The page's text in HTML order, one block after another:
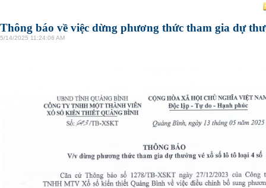
Thông báo về việc dừng phương thức tham gia dự
5/14/2025 11:24:06 AM